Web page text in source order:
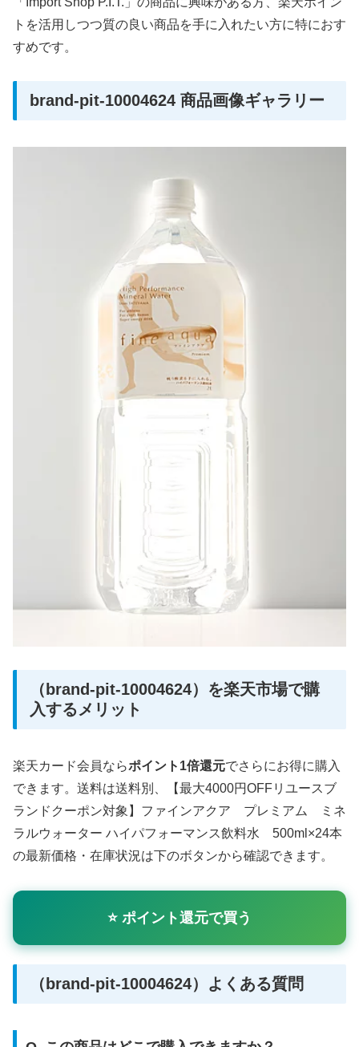
トを活用しつつ質の良い商品を手に入れたい方に特におす
すめです。
brand-pit-10004624 商品画像ギャラリー
（brand-pit-10004624）を楽天市場で購
入するメリット
楽天カード会員ならポイント1倍還元でさらにお得に購入
できます。送料は送料別、【最大4000円OFFリユースブ
ランドクーポン対象】ファインアクア プレミアム ミネ
ラルウォーター ハイパフォーマンス飲料水 500ml×24本
の最新価格・在庫状況は下のボタンから確認できます。
⭐ ポイント還元で買う
（brand-pit-10004624）よくある質問